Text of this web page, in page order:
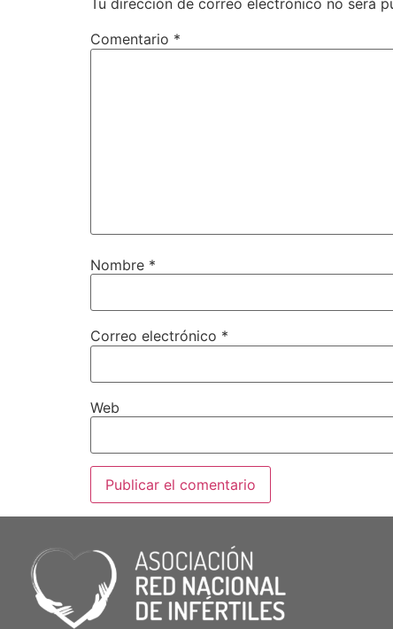
Tu dirección de correo electrónico no será
Comentario *
Nombre *
Correo electrónico *
Web